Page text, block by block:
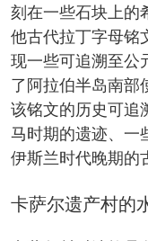
刻在一些石块上的
他古代拉丁字母铭
现一些可追溯至公
了阿拉伯半岛南部
该铭文的历史可追
马时期的遗迹、一
伊斯兰时代晚期的
卡萨尔遗产村的